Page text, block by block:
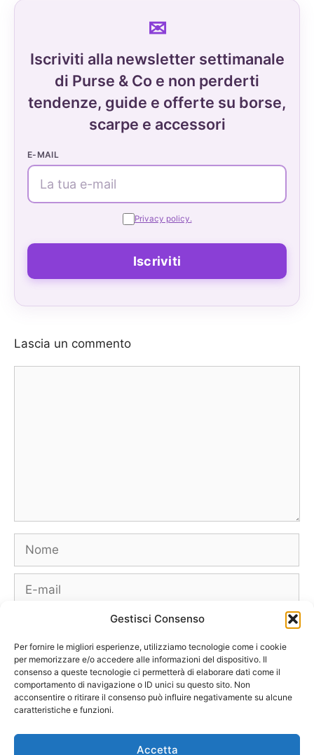
Gestisci Consenso
Per fornire le migliori esperienze, utilizziamo tecnologie come i cookie
per memorizzare e/o accedere alle informazioni del dispositivo. Il
consenso a queste tecnologie ci permetterà di elaborare dati come il
comportamento di navigazione o ID unici su questo sito. Non
acconsentire o ritirare il consenso può influire negativamente su alcune
caratteristiche e funzioni.
Accetta
Iscriviti alla newsletter settimanale
di Purse & Co e non perderti
tendenze, guide e offerte su borse,
scarpe e accessori
E-MAIL
Privacy policy.
Lascia un commento
Nome
E-
mail
web